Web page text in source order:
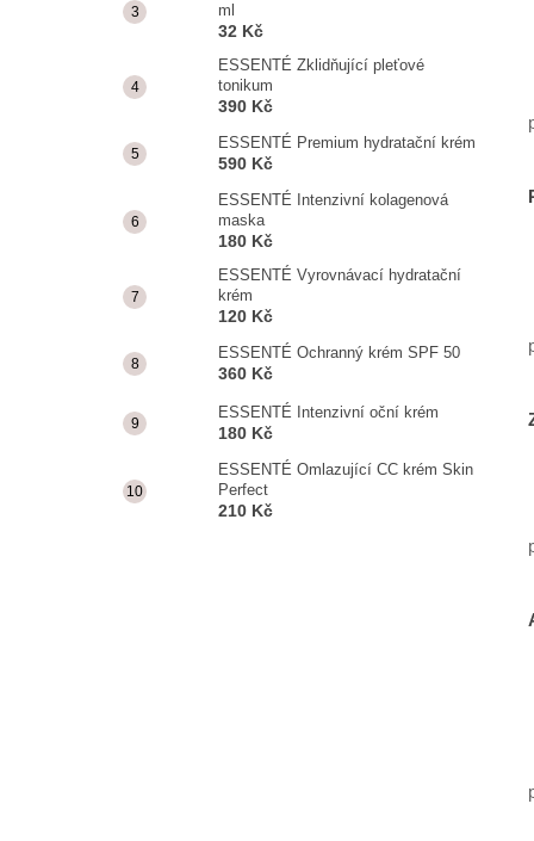
ml
32 Kč
ESSENTÉ Zklidňující pleťové
tonikum
390 Kč
ESSENTÉ Premium hydratační krém
590 Kč
ESSENTÉ Intenzivní kolagenová
maska
180 Kč
ESSENTÉ Vyrovnávací hydratační
krém
120 Kč
ESSENTÉ Ochranný krém SPF 50
360 Kč
ESSENTÉ Intenzivní oční krém
180 Kč
ESSENTÉ Omlazující CC krém Skin
Perfect
210 Kč